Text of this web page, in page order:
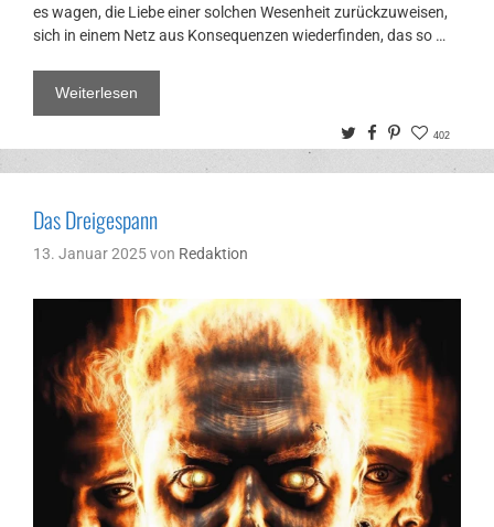
es wagen, die Liebe einer solchen Wesenheit zurückzuweisen,
sich in einem Netz aus Konsequenzen wiederfinden, das so …
Weiterlesen
TwitterFacebook
Pinterest
402
Das Dreigespann
13. Januar 2025von Redaktion